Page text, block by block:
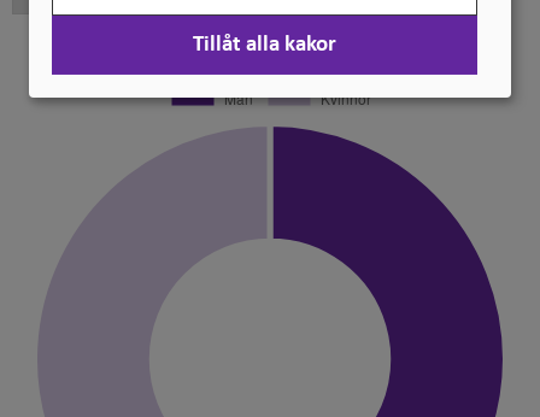
Sökande sista anmälningsdag
Tillåt alla kakor